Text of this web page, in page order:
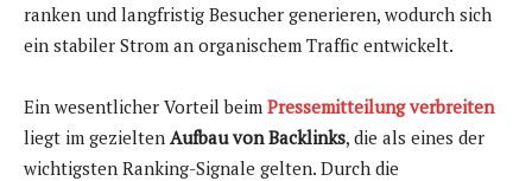
ranken und langfristig Besucher generieren, wodurch sich
ein stabiler Strom an organischem Traffic entwickelt.
Ein wesentlicher Vorteil beim Pressemitteilung verbreiten
liegt im gezielten Aufbau von Backlinks, die als eines der
wichtigsten Ranking-Signale gelten. Durch die